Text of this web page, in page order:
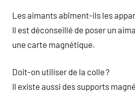
Les aimants abîment-ils les
Il est déconseillé de poser un
une carte magnétique.
Doit-on utiliser de la colle ?
Il existe aussi des supports